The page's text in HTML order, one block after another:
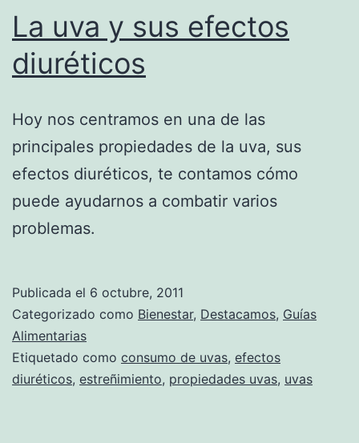
La uva y sus efectos
diuréticos
Hoy nos centramos en una de las
principales propiedades de la uva, sus
efectos diuréticos, te contamos cómo
puede ayudarnos a combatir varios
problemas.
Publicada el 6 octubre, 2011
Categorizado como Bienestar, Destacamos, Guías
Alimentarias
Etiquetado como consumo de uvas, efectos
diuréticos, estreñimiento, propiedades uvas, uvas